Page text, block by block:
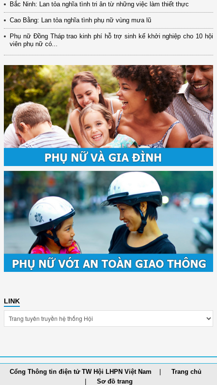
Bắc Ninh: Lan tỏa nghĩa tình tri ân từ những việc làm thiết thực
Cao Bằng: Lan tỏa nghĩa tình phụ nữ vùng mưa lũ
Phụ nữ Đồng Tháp trao kinh phí hỗ trợ sinh kế khởi nghiệp cho 10 hội
viên phụ nữ có...
LINK
Cổng Thông tin điện tử TW Hội LHPN Việt Nam
Trang chủ
Sơ đồ trang